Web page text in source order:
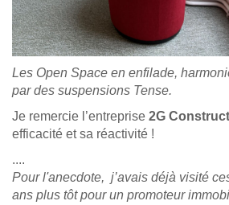
Les Open Space en enfilade,
par des suspensions Tense.
Je remercie l’entreprise 2G
efficacité et sa réactivité !
....
Pour l'anecdote, j’avais déjà visité
ans plus tôt pour un promoteur